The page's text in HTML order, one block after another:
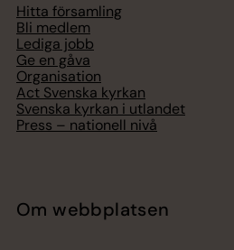
Hitta församling
Bli medlem
Lediga jobb
Ge en gåva
Organisation
Act Svenska kyrkan
Svenska kyrkan i utlandet
Press – nationell nivå
Om webbplatsen